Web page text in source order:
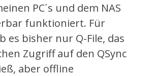
PC´s und dem NAS
funktioniert. Für
es bisher nur Q-File, das
Zugriff auf den QSync
aber offline